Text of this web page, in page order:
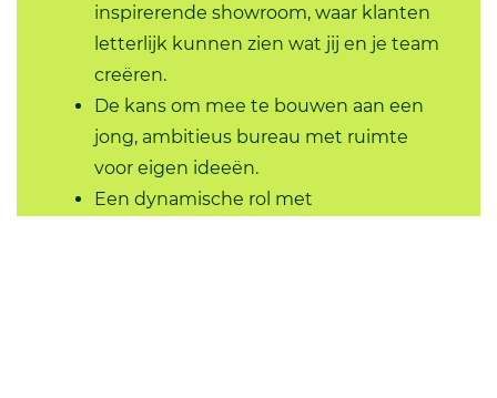
inspirerende showroom, waar klanten
letterlijk kunnen zien wat jij en je team
creëren.
De kans om mee te bouwen aan een
jong, ambitieus bureau met ruimte
voor eigen ideeën.
Een dynamische rol met